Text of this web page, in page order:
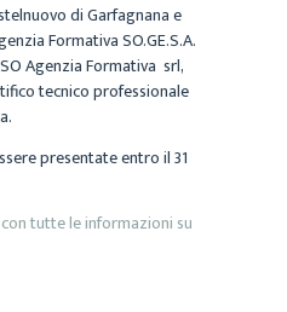
di Garfagnana e
Formativa SO.GE.S.A.
Agenzia Formativa srl,
tecnico professionale
presentate entro il 31
tutte le informazioni su